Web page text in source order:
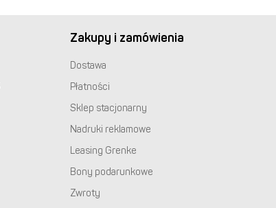
Zakupy i zamówienia
Dostawa
Płatności
Sklep stacjonarny
Nadruki reklamowe
Leasing Grenke
Bony podarunkowe
Zwroty